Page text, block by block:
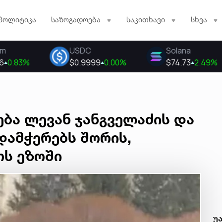
საზოგადოება საკითხავი სხვა
ლევან ჯანგველაძის და
შორის,
ეზოში